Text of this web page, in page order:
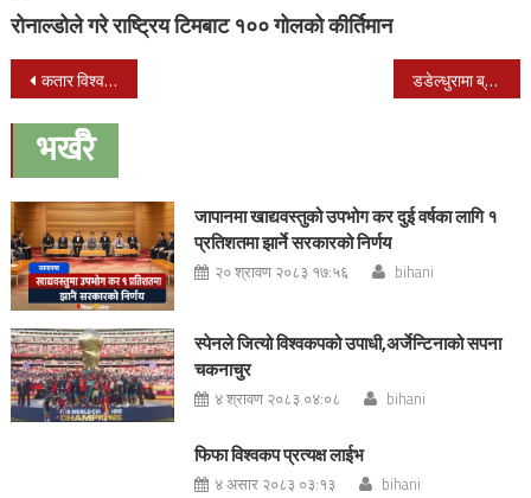
रोनाल्डोले गरे राष्ट्रिय टिमबाट १०० गोलको कीर्तिमान
Post
navigation
कतार विश्वकपका लागी जर्मनी छनोट डडेल्धुरामा ब्रेक फेल भएर बस पल्टियो,२ बालबालीका सहित १६ जना घाइते
भर्खरै
जापानमा खाद्यवस्तुको उपभोग कर दुई वर्षका लागि १
प्रतिशतमा झार्ने सरकारको निर्णय
२० श्रावण २०८३ १७:५६ bihani
स्पेनले जित्यो विश्वकपको उपाधी,अर्जेन्टिनाको सपना
चकनाचुर
४ श्रावण २०८३ ०४:०८ bihani
फिफा विश्वकप प्रत्यक्ष लाईभ
४ असार २०८३ ०३:१३ bihani